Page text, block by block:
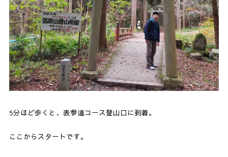
5分ほど歩くと、表参道コース登山口に到着。
ここからスタートです。